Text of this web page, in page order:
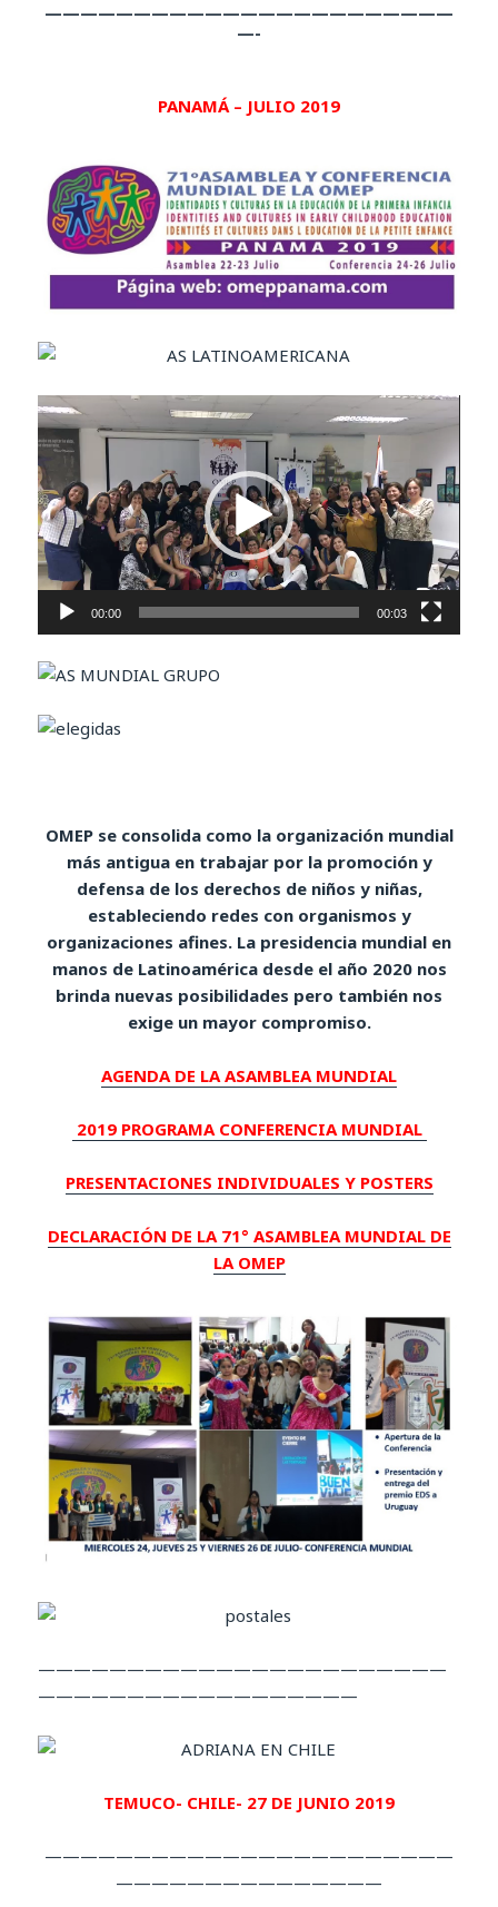
———————————————————————
—-
PANAMÁ – JULIO 2019
Reproductor
de
vídeo
00:00 00:03
OMEP se consolida como la organización mundial
más antigua en trabajar por la promoción y
defensa de los derechos de niños y niñas,
estableciendo redes con organismos y
organizaciones afines. La presidencia mundial en
manos de Latinoamérica desde el año 2020 nos
brinda nuevas posibilidades pero también nos
exige un mayor compromiso.
AGENDA DE LA ASAMBLEA MUNDIAL
2019 PROGRAMA CONFERENCIA MUNDIAL
PRESENTACIONES INDIVIDUALES Y POSTERS
DECLARACIÓN DE LA 71° ASAMBLEA MUNDIAL DE
LA OMEP
———————————————————————
——————————————————
TEMUCO- CHILE- 27 DE JUNIO 2019
———————————————————————
———————————————